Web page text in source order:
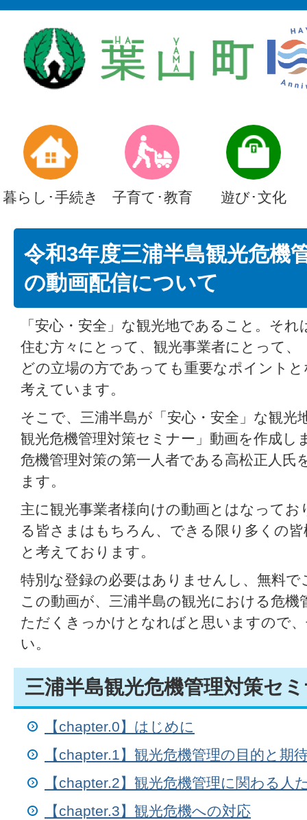
暮らし･手続き 子育て･教育 遊び･文化
令和3年度三浦半島観光危機
の動画配信について
「安心・安全」な観光地であること。そ
住む方々にとって、観光事業者にとって、
どの立場の方であっても重要なポイント
考えています。
そこで、三浦半島が「安心・安全」な観光
観光危機管理対策セミナー」動画を作成し
危機管理対策の第一人者である高松正人氏
ます。
主に観光事業者様向けの動画とはなって
る皆さまはもちろん、できる限り多くの
と考えております。
特別な登録の必要はありませんし、無料
この動画が、三浦半島の観光における危
ただくきっかけとなればと思いますので
い。
三浦半島観光危機管理対策セ
【chapter.0】はじめに
【chapter.1】観光危機管理の目的と期
【chapter.2】観光危機管理に関わる人
【chapter.3】観光危機への対応